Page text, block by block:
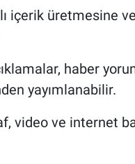
içerik üretmesine
haber
yayımlanabilir.
video ve internet